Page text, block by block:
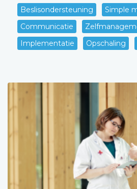
Beslisondersteuning
Simple
Communicatie
Implementatie
Opschaling